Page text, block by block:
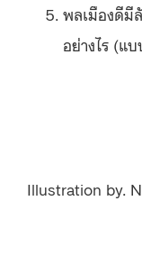
พลเมืองดีมี
อย่างไร (แ
Illustration by.